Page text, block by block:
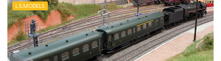
L.S.MODELS